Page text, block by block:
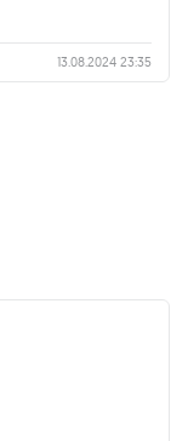
13.08.2024 23:35